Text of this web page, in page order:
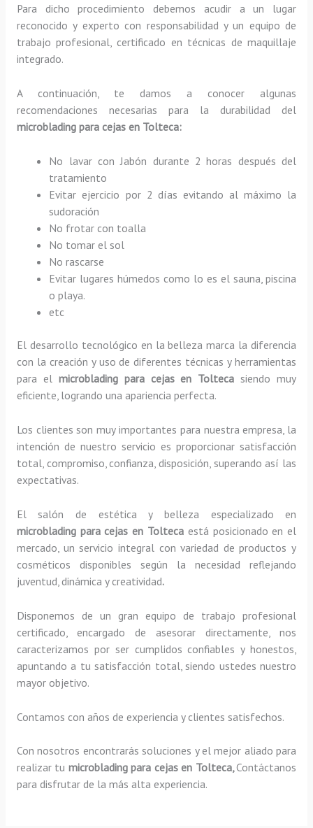
Para dicho procedimiento debemos acudir a un lugar
reconocido y experto con responsabilidad y un equipo de
trabajo profesional, certificado en técnicas de maquillaje
integrado.
A continuación, te damos a conocer algunas
recomendaciones necesarias para la durabilidad del
microblading para cejas en Tolteca:
No lavar con Jabón durante 2 horas después del
tratamiento
Evitar ejercicio por 2 días evitando al máximo la
sudoración
No frotar con toalla
No tomar el sol
No rascarse
Evitar lugares húmedos como lo es el sauna, piscina
o playa.
etc
El desarrollo tecnológico en la belleza marca la diferencia
con la creación y uso de diferentes técnicas y herramientas
para el microblading para cejas en Tolteca siendo muy
eficiente, logrando una apariencia perfecta.
Los clientes son muy importantes para nuestra empresa, la
intención de nuestro servicio es proporcionar satisfacción
total, compromiso, confianza, disposición, superando así las
expectativas.
El salón de estética y belleza especializado en
microblading para cejas en Tolteca está posicionado en el
mercado, un servicio integral con variedad de productos y
cosméticos disponibles según la necesidad reflejando
juventud, dinámica y creatividad.
Disponemos de un gran equipo de trabajo profesional
certificado, encargado de asesorar directamente, nos
caracterizamos por ser cumplidos confiables y honestos,
apuntando a tu satisfacción total, siendo ustedes nuestro
mayor objetivo.
Contamos con años de experiencia y clientes satisfechos.
Con nosotros encontrarás soluciones y el mejor aliado para
realizar tu microblading para cejas en Tolteca,Contáctanos
para disfrutar de la más alta experiencia.